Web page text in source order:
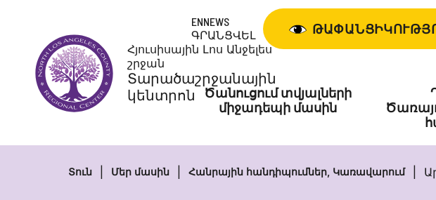
Հյուսիսային Լոս Անջելես
շրջան
Տարածաշրջանային
կենտրոն
ENNEWS
ԳՐԱՆՑՎԵԼ
Ծանուցում տվյալների
միջադեպի մասին
Տուն Մեր մասին Հանրային հանդիպումներ, Կառավարում